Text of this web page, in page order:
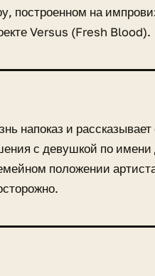
построенном на
Versus (Fresh Blood).
напоказ и рассказывает
с девушкой по имени
положении